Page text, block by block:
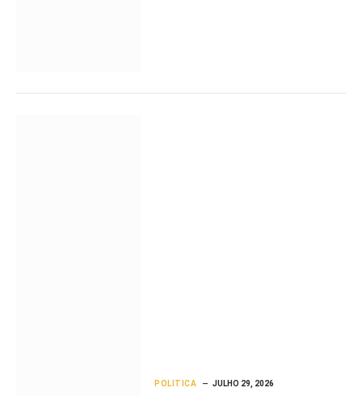
POLITICA JULHO 29, 2026